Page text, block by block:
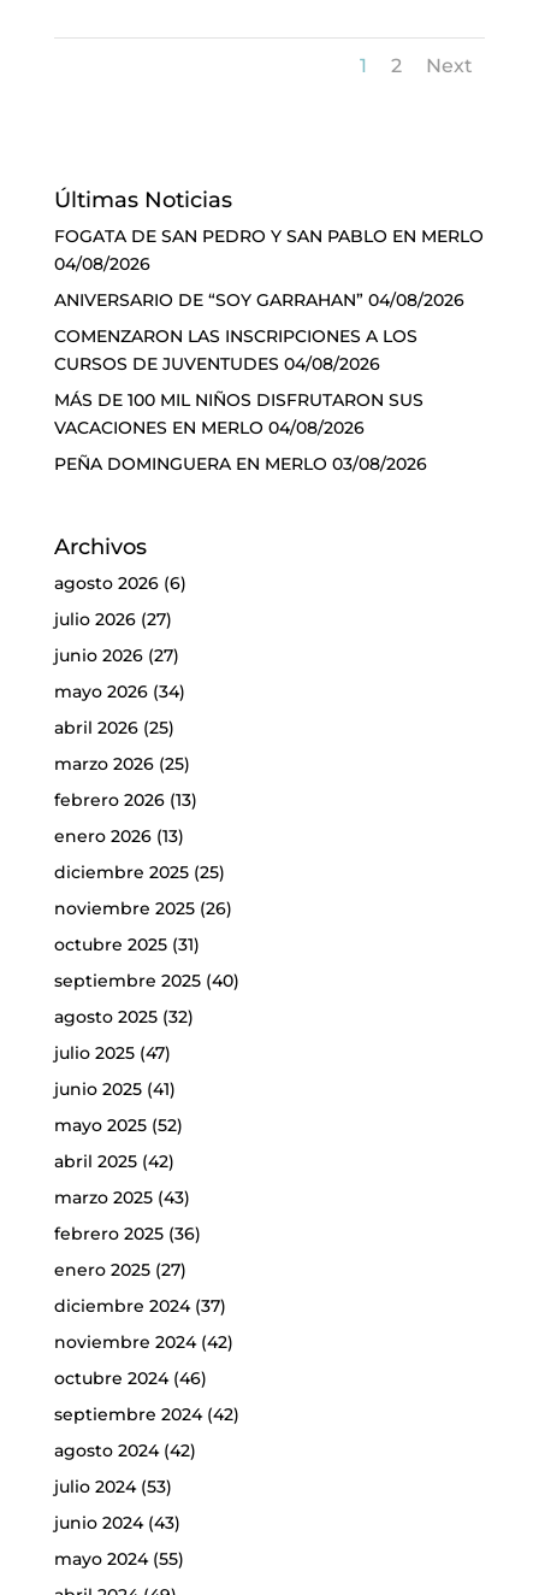
1 2 Next
Últimas Noticias
FOGATA DE SAN PEDRO Y SAN PABLO EN MERLO
04/08/2026
ANIVERSARIO DE “SOY GARRAHAN” 04/08/2026
COMENZARON LAS INSCRIPCIONES A LOS
CURSOS DE JUVENTUDES 04/08/2026
MÁS DE 100 MIL NIÑOS DISFRUTARON SUS
VACACIONES EN MERLO 04/08/2026
PEÑA DOMINGUERA EN MERLO 03/08/2026
Archivos
agosto 2026(6)
julio 2026(27)
junio 2026(27)
mayo 2026(34)
abril 2026(25)
marzo 2026(25)
febrero 2026(13)
enero 2026(13)
diciembre 2025(25)
noviembre 2025(26)
octubre 2025(31)
septiembre 2025(40)
agosto 2025(32)
julio 2025(47)
junio 2025(41)
mayo 2025(52)
abril 2025(42)
marzo 2025(43)
febrero 2025(36)
enero 2025(27)
diciembre 2024(37)
noviembre 2024(42)
octubre 2024(46)
septiembre 2024(42)
agosto 2024(42)
julio 2024(53)
junio 2024(43)
mayo 2024(55)